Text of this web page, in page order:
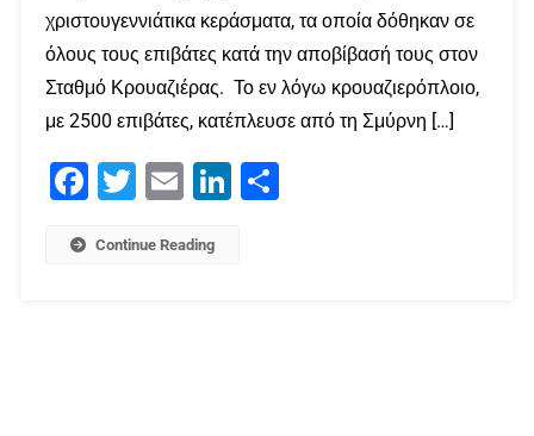
χριστουγεννιάτικα κεράσματα, τα οποία δόθηκαν σε
όλους τους επιβάτες κατά την αποβίβασή τους στον
Σταθμό Κρουαζιέρας. Το εν λόγω κρουαζιερόπλοιο,
με 2500 επιβάτες, κατέπλευσε από τη Σμύρνη […]
Facebook
Twitter Email LinkedIn
Continue Reading